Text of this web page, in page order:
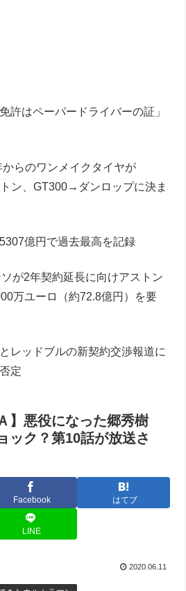
互RSS
許はペーパードライバーの証」
らのワンメイクタイヤが
ン、GT300→ダンロップに決ま
億円で過去最高を記録
が2年契約延長に向けアストン
万ユーロ（約72.8億円）を要
レッドブルの新契約交渉報道に
定
】悪役になった郷秀樹
ック？第10話が放送さ
Facebook はてブ
LINE
2020.06.11